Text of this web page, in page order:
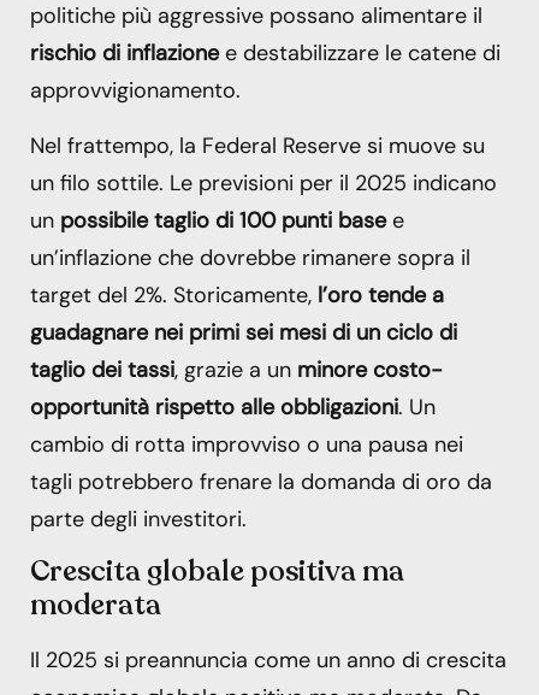
politiche più aggressive possano alimentare il
rischio di inflazionee destabilizzare le catene di
approvvigionamento.
Nel frattempo, la Federal Reserve si muove su
un filo sottile. Le previsioni per il 2025 indicano
un possibile taglio di 100 punti basee
un’inflazione che dovrebbe rimanere sopra il
target del 2%. Storicamente, l’oro tende a
guadagnare nei primi sei mesi di un ciclo di
taglio dei tassi, grazie a un minore costo-
opportunità rispetto alle obbligazioni. Un
cambio di rotta improvviso o una pausa nei
tagli potrebbero frenare la domanda di oro da
parte degli investitori.
Crescita globale positiva ma
moderata
Il 2025 si preannuncia come un anno di crescita